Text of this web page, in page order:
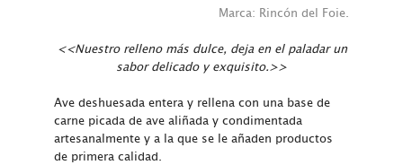
Marca: Rincón del Foie.
<<Nuestro relleno más dulce, deja en el paladar un
sabor delicado y exquisito.>>
Ave deshuesada entera y rellena con una base de
carne picada de ave aliñada y condimentada
artesanalmente y a la que se le añaden productos
de primera calidad.